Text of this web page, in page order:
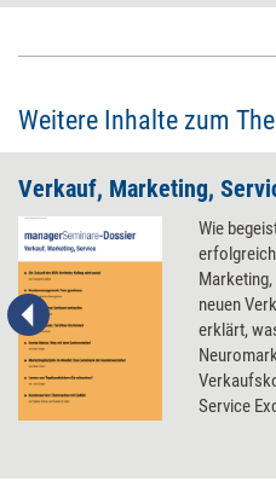
Lothar Stempfle. Er ist überzeugt:
Weitere Inhalte zum
Verkauf, Marketing,
Wie
neuen
erklärt,
Service